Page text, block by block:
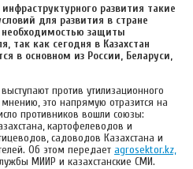
развития такие
для развития в стране
необходимостью защиты
так как сегодня в Казахстан
в основном из России, Беларуси,
против утилизационного
это напрямую отразится на
противников вошли союзы:
картофелеводов и
садоводов Казахстана и
Об этом передает agrosektor.kz,
МИИР и казахстанские СМИ.